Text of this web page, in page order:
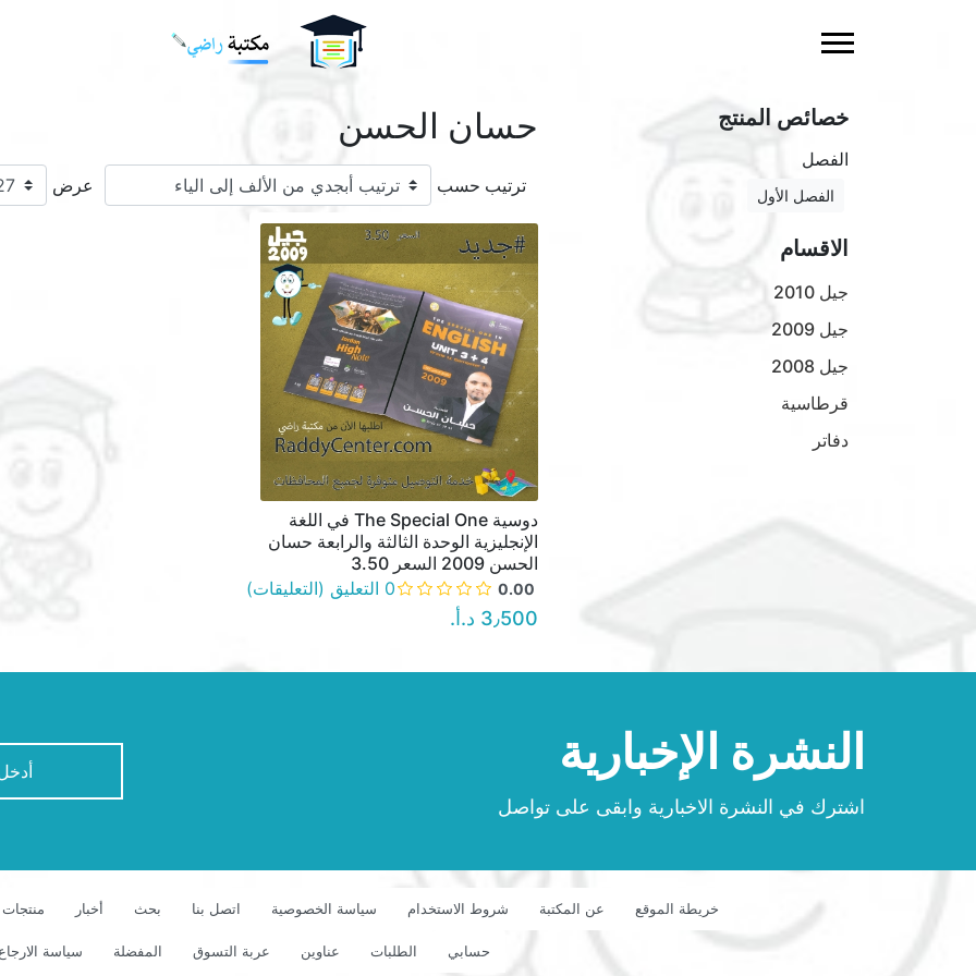
حسان الحسن
ترتيب حسب عرض
نظرة سريعةدوسية The Special One في اللغة
الإنجليزية الوحدة الثالثة والرابعة حسان
الحسن 2009 السعر 3.50
0.00 0 التعليق (التعليقات)
3٫500 د.أ.‏
خصائص المنتج
الفصل
الفصل الأول
الاقسام
جيل 2010
جيل 2009
جيل 2008
قرطاسية
دفاتر
النشرة الإخبارية
اشترك في النشرة الاخبارية وابقى على تواصل
خريطة الموقع عن المكتبة شروط الاستخدام سياسة الخصوصية اتصل بنا بحث أخبار
حسابي الطلبات عناوين عربة التسوق المفضلة سياسة الارجاع